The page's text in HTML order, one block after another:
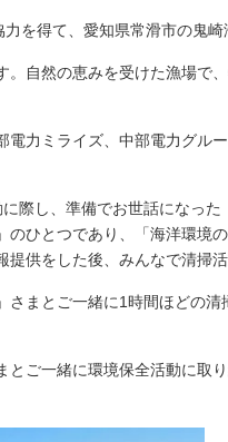
を得て、愛知県常滑市の鬼崎
。自然の恵みを受けた漁場
力ミライズ、中部電力グ
際し、準備でお世話になっ
のひとつであり、「海洋環
供をした後、みんなで清掃活
まとご一緒に1時間ほどの
ご一緒に環境保全活動に取り